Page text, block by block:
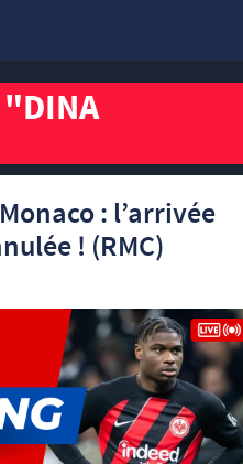
"DINA
: l’arrivée
! (RMC)